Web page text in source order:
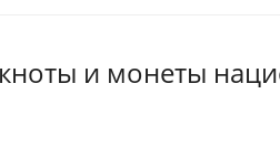
и монеты